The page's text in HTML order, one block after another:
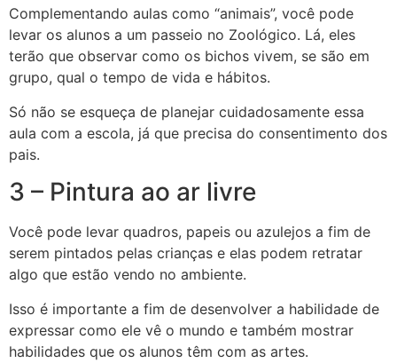
Complementando aulas como “animais”, você pode
levar os alunos a um passeio no Zoológico. Lá, eles
terão que observar como os bichos vivem, se são em
grupo, qual o tempo de vida e hábitos.
Só não se esqueça de planejar cuidadosamente essa
aula com a escola, já que precisa do consentimento dos
pais.
3 – Pintura ao ar livre
Você pode levar quadros, papeis ou azulejos a fim de
serem pintados pelas crianças e elas podem retratar
algo que estão vendo no ambiente.
Isso é importante a fim de desenvolver a habilidade de
expressar como ele vê o mundo e também mostrar
habilidades que os alunos têm com as artes.